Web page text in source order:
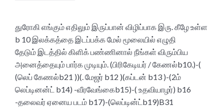
துரோகி எங்கும் எதிலும் இருப்பான் விழிப்பாக இரு. கீழே உள்ள
b 10 இலக்கத்தை இடப்பக்க மேல் மூலையில் எழுதி
தேடும் இடத்தில் கிளிக் பண்ணினால் நீங்கள் விரும்பிய
அனைத்தையும் பார்க முடியும். (பிரிகேடியர் / கேணல்b10.)-(
(லெப் கேணல்b21 ))(. மேஜர் b12 )(கப்டன் b13 )-(2ம்
லெப்டினன்ட் b14) -வீரவேங்கைb15)-( உதவியாழர்) b16
-தலைவர் ஏனைய படம் b17)-(லெப்டின்ட்b19)B31